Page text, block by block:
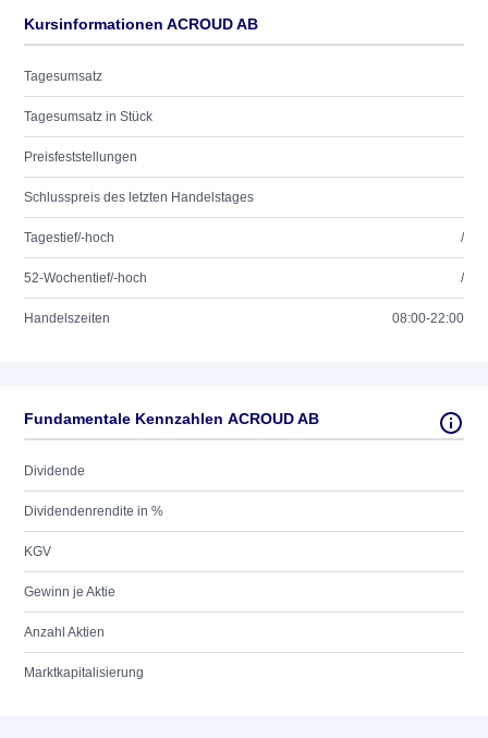
Kursinformationen ACROUD AB
Tagesumsatz
Tagesumsatz in Stück
Preisfeststellungen
Schlusspreis des letzten Handelstages
Tagestief/-hoch /
52-Wochentief/-hoch /
Handelszeiten 08:00-22:00
Fundamentale Kennzahlen ACROUD AB
Dividende
Dividendenrendite in %
KGV
Gewinn je Aktie
Anzahl Aktien
Marktkapitalisierung